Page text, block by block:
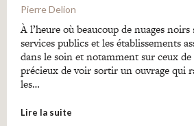
Pierre Delion
À l’heure où beaucoup de nuages
services publics et les établissements
dans le soin et notamment sur ceux
précieux de voir sortir un ouvrage qui
les…
Lire la suite